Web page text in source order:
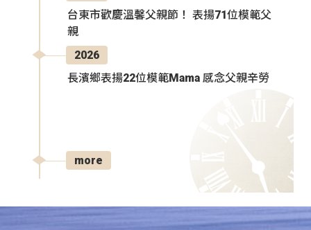
台東市歡慶溫馨父親節！ 表揚71位模範父
親
2026
長濱鄉表揚22位模範Mama 感念父親辛勞
more